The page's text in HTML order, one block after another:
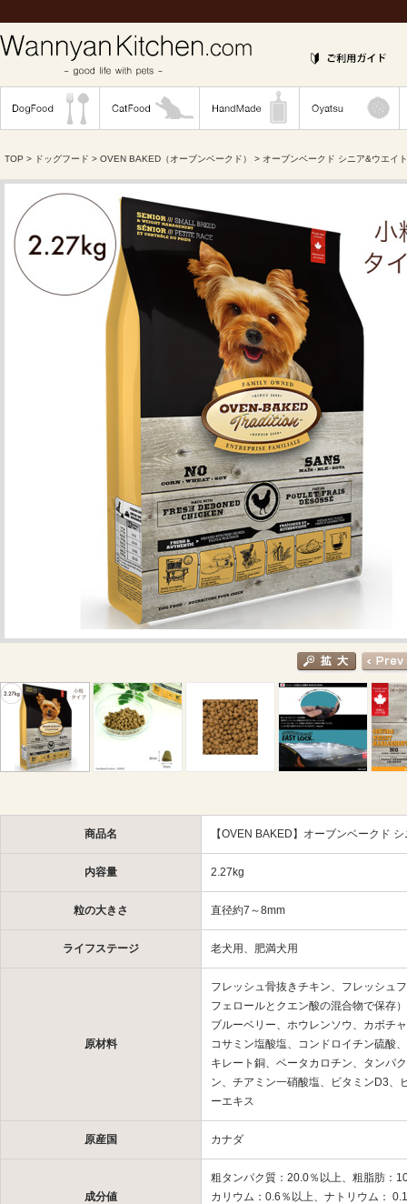
TOP > ドッグフード > OVEN BAKED（オーブンベークド） > オーブンベークド シニア&ウエイ
商品名 【OVEN BAKED】オーブンベークド
内容量 2.27kg
粒の大きさ 直径約7～8mm
ライフステージ 老犬用、肥満犬用
原材料
フレッシュ骨抜きチキン、フレッシュ
フェロールとクエン酸の混合物で保存
ブルーベリー、ホウレンソウ、カボチ
コサミン塩酸塩、コンドロイチン硫酸
キレート銅、ベータカロチン、タンパ
ン、チアミン一硝酸塩、ビタミンD3、
ーエキス
原産国 カナダ
成分値
粗タンパク質：20.0％以上、粗脂肪：
カリウム：0.6％以上、ナトリウム：